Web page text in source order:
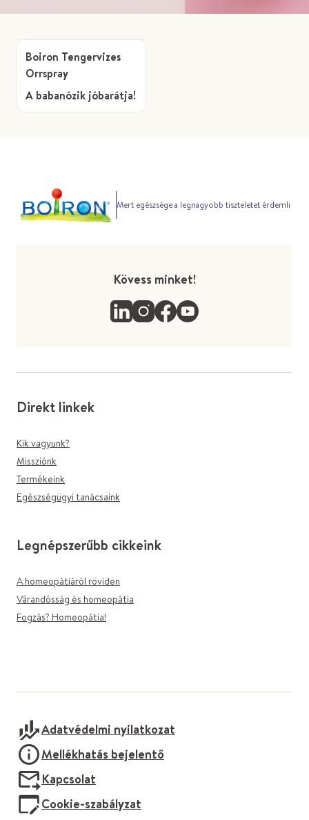
Boiron Tengervizes
Orrspray
A babanózik jóbarátja!
Mert egészsége a legnagyobb tiszteletet érdemli
Kövess minket!
Direkt linkek
Kik vagyunk?
Missziónk
Termékeink
Egészségügyi tanácsaink
Legnépszerűbb cikkeink
A homeopátiáról röviden
Várandósság és homeopátia
Fogzás? Homeopátia!
Adatvédelmi nyilatkozat
Mellékhatás bejelentő
Kapcsolat
Cookie-szabályzat